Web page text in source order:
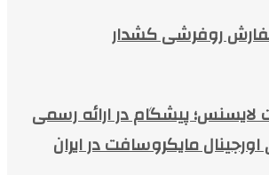
روفرشی کشدار
پیشگام در ارائه رسمی
مایکروسافت در ایران